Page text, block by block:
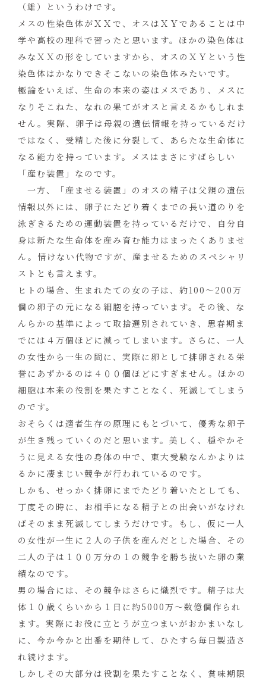
（雄）というわけです。
メスの性染色体がＸＸで、オスはＸＹであることは中
学や高校の理科で習ったと思います。ほかの染色体は
みなＸＸの形をしていますから、オスのＸＹという性
染色体はかなりできそこないの染色体みたいです。
極論をいえば、生命の本来の姿はメスであり、メスに
なりそこねた、なれの果てがオスと言えるかもしれま
せん。実際、卵子は母親の遺伝情報を持っているだけ
ではなく、受精した後に分裂して、あらたな生命体に
なる能力を持っています。メスはまさにすばらしい
「産む装置」なのです。
一方、「産ませる装置」のオスの精子は父親の遺伝
情報以外には、卵子にたどり着くまでの長い道のりを
泳ぎきるための運動装置を持っているだけで、自分自
身は新たな生命体を産み育む能力はまったくありませ
ん。情けない代物ですが、産ませるためのスペシャリ
ストとも言えます。
ヒトの場合、生まれたての女の子は、約100 ～ 200万
個の卵子の元になる細胞を持っています。その後、な
んらかの基準によって取捨選別されていき、思春期ま
でには４万個ほどに減ってしまいます。さらに、一人
の女性から一生の間に、実際に卵として排卵される栄
誉にあずかるのは４００個ほどにすぎません。ほかの
細胞は本来の役割を果たすことなく、死滅してしまう
のです。
おそらくは適者生存の原理にもとづいて、優秀な卵子
が生き残っていくのだと思います。美しく、穏やかそ
うに見える女性の身体の中で、東大受験なんかよりは
るかに凄まじい競争が行われているのです。
しかも、せっかく排卵にまでたどり着いたとしても、
丁度その時に、お相手になる精子との出会いがなけれ
ばそのまま死滅してしまうだけです。もし、仮に一人
の女性が一生に２人の子供を産んだとした場合、その
二人の子は１００万分の１の競争を勝ち抜いた卵の業
績なのです。
男の場合には、その競争はさらに熾烈です。精子は大
体１０歳くらいから１日に約5000万～数億個作られ
ます。実際にお役に立とうが立つまいがおかまいなし
に、今か今かと出番を期待して、ひたすら毎日製造さ
れ続けます。
しかしその大部分は役割を果たすことなく、賞味期限